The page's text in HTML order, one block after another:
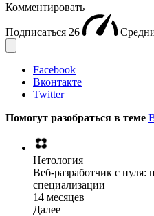
Комментировать
Подписаться 26
Facebook
Вконтакте
Twitter
Помогут разобраться в теме
Нетология
Веб-разработчик с нуля:
специализации
14 месяцев
Далее